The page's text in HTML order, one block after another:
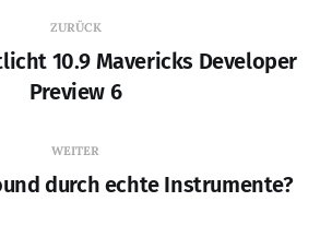
ZURÜCK
10.9 Mavericks Developer
Preview 6
WEITER
durch echte Instrumente?